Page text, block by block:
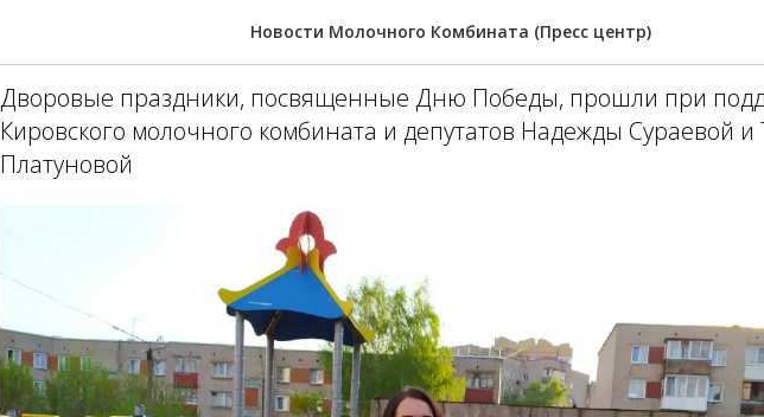
Новости Молочного Комбината (Пресс центр)
Дворовые праздники в честь Дня
Дворовые праздники, посвященные Дню Победы, прошли при
Кировского молочного комбината и депутатов Надежды Сураевой и
Платуновой